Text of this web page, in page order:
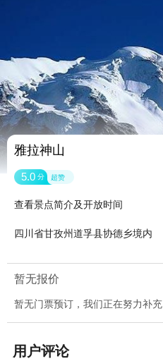
雅拉神山
5.0 分 超赞
查看景点简介及开放时间
四川省甘孜州道孚县协德乡境内
暂无报价
暂无门票预订，我们正在努力补充
用户评论